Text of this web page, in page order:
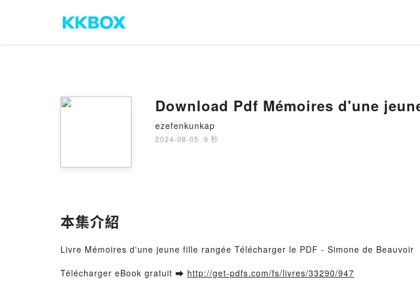
Download Pdf Mémoires d'une
ezefenkunkap
2024-08-05 · 9 秒
本集介紹
Livre Mémoires d'une jeune fille rangée Télécharger le PDF - Simone de Beauvoir
Télécharger eBook gratuit ➡ http://get-pdfs.com/fs/livres/33290/947